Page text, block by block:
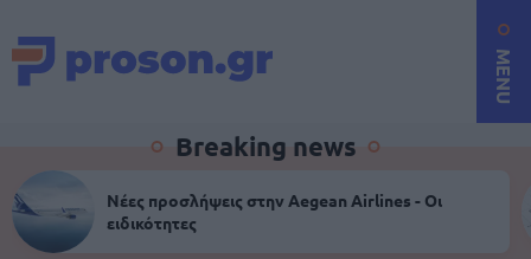
MENU
Breaking news
Νέες προσλήψεις στην Aegean Airlines - Οι
ειδικότητες